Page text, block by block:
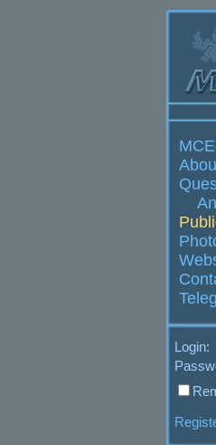
Login: